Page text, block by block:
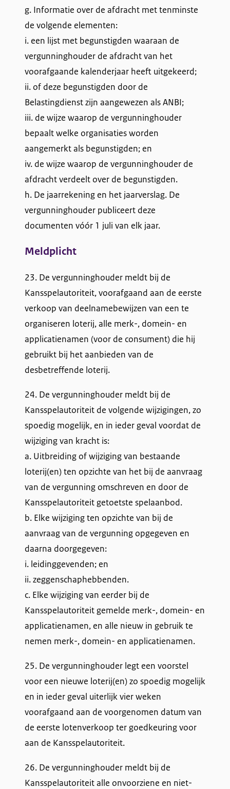
g. Informatie over de afdracht met tenminste
de volgende elementen:
i. een lijst met begunstigden waaraan de
vergunninghouder de afdracht van het
voorafgaande kalenderjaar heeft uitgekeerd;
ii. of deze begunstigden door de
Belastingdienst zijn aangewezen als ANBI;
iii. de wijze waarop de vergunninghouder
bepaalt welke organisaties worden
aangemerkt als begunstigden; en
iv. de wijze waarop de vergunninghouder de
afdracht verdeelt over de begunstigden.
h. De jaarrekening en het jaarverslag. De
vergunninghouder publiceert deze
documenten vóór 1 juli van elk jaar.
Meldplicht
23. De vergunninghouder meldt bij de
Kansspelautoriteit, voorafgaand aan de eerste
verkoop van deelnamebewijzen van een te
organiseren loterij, alle merk-, domein- en
applicatienamen (voor de consument) die hij
gebruikt bij het aanbieden van de
desbetreffende loterij.
24. De vergunninghouder meldt bij de
Kansspelautoriteit de volgende wijzigingen, zo
spoedig mogelijk, en in ieder geval voordat de
wijziging van kracht is:
a. Uitbreiding of wijziging van bestaande
loterij(en) ten opzichte van het bij de aanvraag
van de vergunning omschreven en door de
Kansspelautoriteit getoetste spelaanbod.
b. Elke wijziging ten opzichte van bij de
aanvraag van de vergunning opgegeven en
daarna doorgegeven:
i. leidinggevenden; en
ii. zeggenschaphebbenden.
c. Elke wijziging van eerder bij de
Kansspelautoriteit gemelde merk-, domein- en
applicatienamen, en alle nieuw in gebruik te
nemen merk-, domein- en applicatienamen.
25. De vergunninghouder legt een voorstel
voor een nieuwe loterij(en) zo spoedig mogelijk
en in ieder geval uiterlijk vier weken
voorafgaand aan de voorgenomen datum van
de eerste lotenverkoop ter goedkeuring voor
aan de Kansspelautoriteit.
26. De vergunninghouder meldt bij de
Kansspelautoriteit alle onvoorziene en niet-